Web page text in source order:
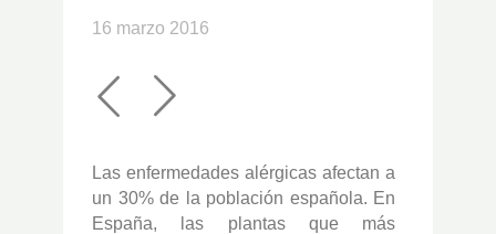
16 marzo 2016
Las enfermedades alérgicas afectan a
un 30% de la población española. En
España, las plantas que más